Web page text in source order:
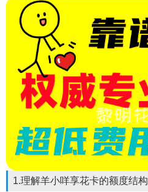
1.理解羊小咩享花卡的额度结构